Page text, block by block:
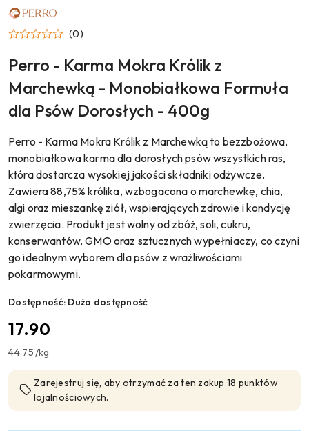
NAZWA
PRODUCENTA:
PERRO
(0)
Perro - Karma Mokra Królik z
Marchewką - Monobiałkowa Formuła
dla Psów Dorosłych - 400g
Perro - Karma Mokra Królik z Marchewką to bezzbożowa,
monobiałkowa karma dla dorosłych psów wszystkich ras,
która dostarcza wysokiej jakości składniki odżywcze.
Zawiera 88,75% królika, wzbogacona o marchewkę, chia,
algi oraz mieszankę ziół, wspierających zdrowie i kondycję
zwierzęcia. Produkt jest wolny od zbóż, soli, cukru,
konserwantów, GMO oraz sztucznych wypełniaczy, co czyni
go idealnym wyborem dla psów z wrażliwościami
pokarmowymi.
Dostępność: Duża dostępność
cena:
17.90
44.75 /kg
Zarejestruj się, aby otrzymać za ten zakup 18 punktów
lojalnościowych.